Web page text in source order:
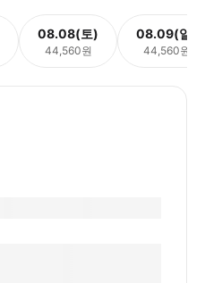
08.08(토)
44,560원
08.09(일)
44,560원